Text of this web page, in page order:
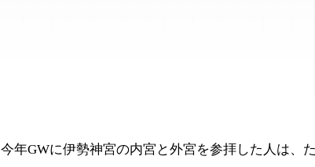
今年GWに伊勢神宮の内宮と外宮を参拝した人は、